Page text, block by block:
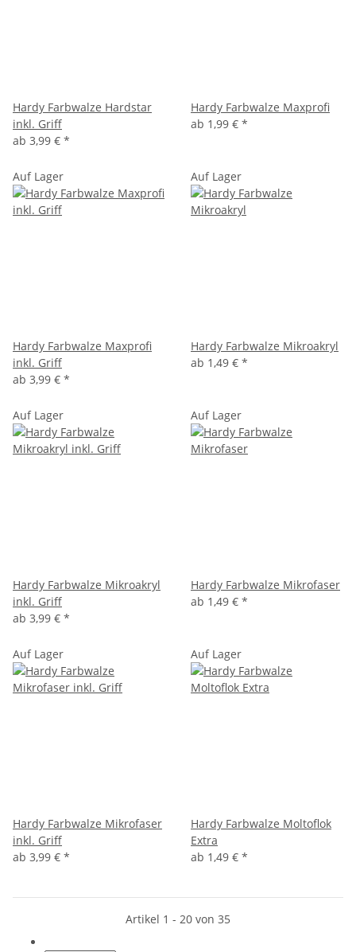
Hardy Farbwalze Hardstar
inkl. Griff
ab 3,99 € *
Hardy Farbwalze Maxprofi
ab 1,99 € *
Auf Lager
Hardy Farbwalze Maxprofi
inkl. Griff
ab 3,99 € *
Auf Lager
Hardy Farbwalze Mikroakryl
ab 1,49 € *
Auf Lager
Hardy Farbwalze Mikroakryl
inkl. Griff
ab 3,99 € *
Auf Lager
Hardy Farbwalze Mikrofaser
ab 1,49 € *
Auf Lager
Hardy Farbwalze Mikrofaser
inkl. Griff
ab 3,99 € *
Auf Lager
Hardy Farbwalze Moltoflok
Extra
ab 1,49 € *
Artikel 1 - 20 von 35